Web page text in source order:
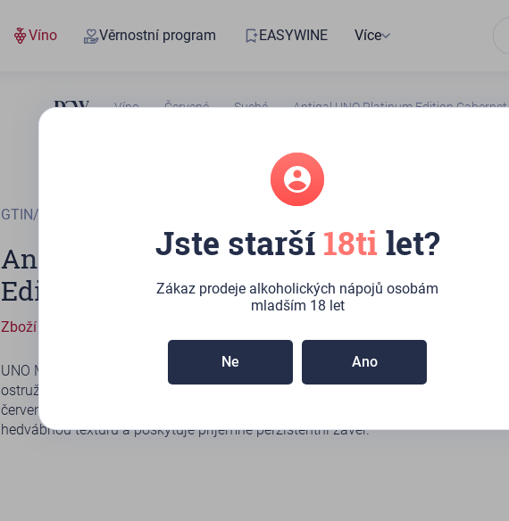
Víno Věrnostní program EASYWINE Více
Víno Červené Suché Antigal UNO Platinum Edition
GTIN/EAN
Antigal UNO Platinum
Edition Cabernet Franc
Zboží není skladem
UNO Malbec Platinum Edition nabízí lahodné tóny kápie, švestky, jahody a
ostružiny s lákavými tóny fialek, vanilky a mléčné čokolády. Toto fialově
červené víno, rozjasněné pečlivě chráněnou přirozenou kyselinkou, má
hedvábnou texturu a poskytuje příjemně perzistentní závěr.
Jste starší 18ti let?
Zákaz prodeje alkoholických nápojů osobám
mladším 18 let
Ne Ano